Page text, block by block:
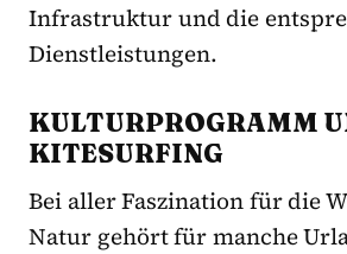
Infrastruktur und die
Dienstleistungen.
KULTURPROGRAMM
KITESURFING
Bei aller Faszination für die
Natur gehört für manche